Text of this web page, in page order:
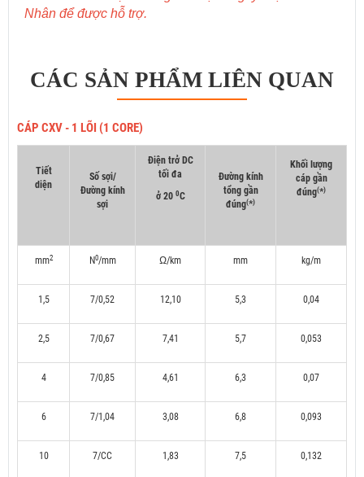
Nhân để được hỗ trợ.
CÁC SẢN PHẨM LIÊN QUAN
CÁP CXV - 1 LÕI (1 CORE)
Tiết
diện
Số sợi/
Đường kính
sợi
Điện trở DC
tối đa
ở 20 0C
Đường kính
tổng gần
đúng(*)
Khối lượng
cáp gần
đúng(*)
mm2 N0/mm Ω/km mm kg/m
1,5 7/0,52 12,10 5,3 0,04
2,5 7/0,67 7,41 5,7 0,053
4 7/0,85 4,61 6,3 0,07
6 7/1,04 3,08 6,8 0,093
10 7/CC 1,83 7,5 0,132